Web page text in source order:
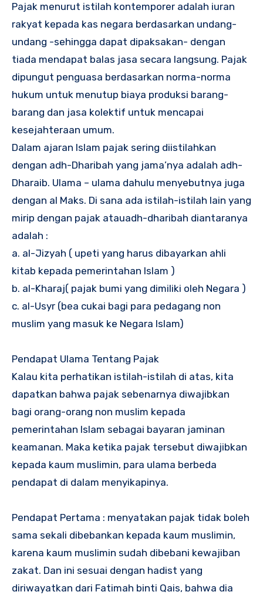
Pajak menurut istilah kontemporer adalah iuran
rakyat kepada kas negara berdasarkan undang-
undang -sehingga dapat dipaksakan- dengan
tiada mendapat balas jasa secara langsung. Pajak
dipungut penguasa berdasarkan norma-norma
hukum untuk menutup biaya produksi barang-
barang dan jasa kolektif untuk mencapai
kesejahteraan umum.
Dalam ajaran Islam pajak sering diistilahkan
dengan adh-Dharibah yang jama’nya adalah adh-
Dharaib. Ulama – ulama dahulu menyebutnya juga
dengan al Maks. Di sana ada istilah-istilah lain yang
mirip dengan pajak atauadh-dharibah diantaranya
adalah :
a. al-Jizyah ( upeti yang harus dibayarkan ahli
kitab kepada pemerintahan Islam )
b. al-Kharaj( pajak bumi yang dimiliki oleh Negara )
c. al-Usyr (bea cukai bagi para pedagang non
muslim yang masuk ke Negara Islam)
Pendapat Ulama Tentang Pajak
Kalau kita perhatikan istilah-istilah di atas, kita
dapatkan bahwa pajak sebenarnya diwajibkan
bagi orang-orang non muslim kepada
pemerintahan Islam sebagai bayaran jaminan
keamanan. Maka ketika pajak tersebut diwajibkan
kepada kaum muslimin, para ulama berbeda
pendapat di dalam menyikapinya.
Pendapat Pertama : menyatakan pajak tidak boleh
sama sekali dibebankan kepada kaum muslimin,
karena kaum muslimin sudah dibebani kewajiban
zakat. Dan ini sesuai dengan hadist yang
diriwayatkan dari Fatimah binti Qais, bahwa dia